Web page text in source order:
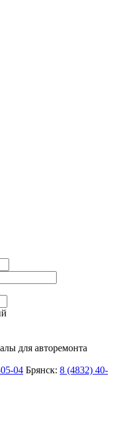
для авторемонта
04 Брянск: 8 (4832) 40-